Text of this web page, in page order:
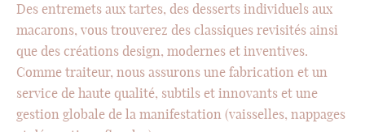
Des entremets aux tartes, des desserts individuels aux
macarons, vous trouverez des classiques revisités ainsi
que des créations design, modernes et inventives.
Comme traiteur, nous assurons une fabrication et un
service de haute qualité, subtils et innovants et une
gestion globale de la manifestation (vaisselles, nappages